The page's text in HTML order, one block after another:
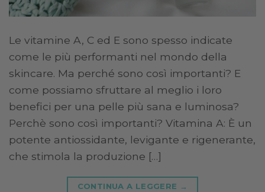
Le vitamine A, C ed E sono spesso indicate
come le più performanti nel mondo della
skincare. Ma perché sono così importanti? E
come possiamo sfruttare al meglio i loro
benefici per una pelle più sana e luminosa?
Perchè sono così importanti? Vitamina A: È un
potente antiossidante, levigante e rigenerante,
che stimola la produzione […]
CONTINUA A LEGGERE →